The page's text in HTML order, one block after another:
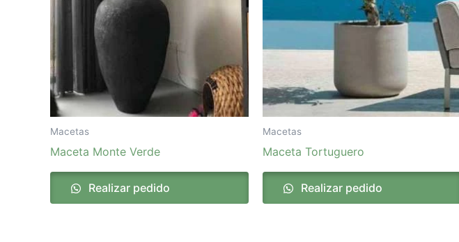
Macetas
Maceta Monte Verde
Realizar pedido
Macetas
Maceta Tortuguero
Realizar pedido